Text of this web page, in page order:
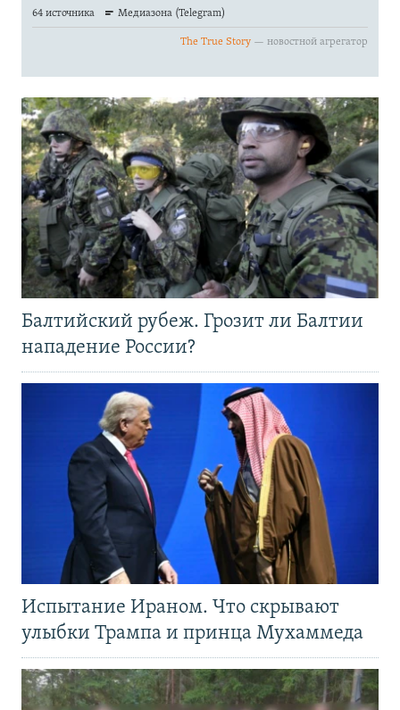
Балтийский рубеж. Грозит ли Балтии
нападение России?
Испытание Ираном. Что скрывают
улыбки Трампа и принца Мухаммеда